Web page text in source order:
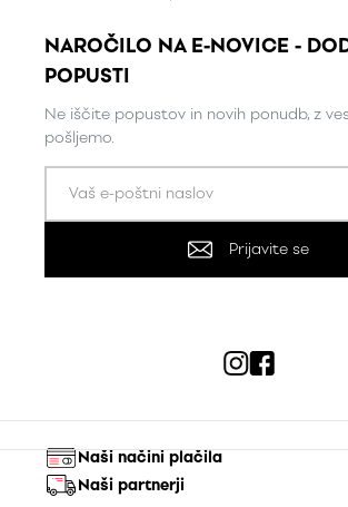
NAROČILO NA E-NOVICE -
POPUSTI
Ne iščite popustov in novih ponudb, z
pošljemo.
Prijavite se
Naši načini plačila
Naši partnerji